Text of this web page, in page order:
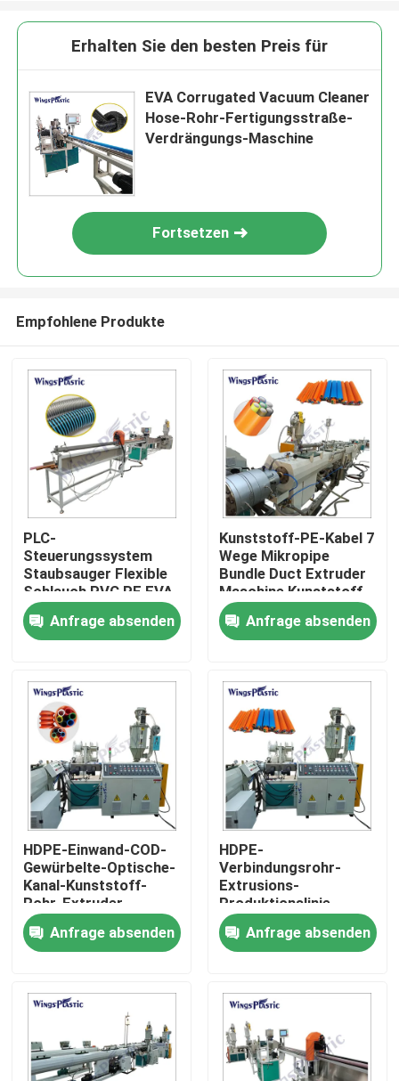
Heim
Produkte
Über uns
Fabrik-Ausflug
Qualitätskontrolle
Treten Sie mit uns in Verbindung
Kunststoffrohr-Extruder-Maschine
Kunststoffrohr-Extruder-Maschine
HDPE Rohr-Extruder-Maschine
Erhalten Sie den besten Preis für
EVA Corrugated Vacuum Cleaner
Hose-Rohr-Fertigungsstraße-
Verdrängungs-Maschine
Fortsetzen
Empfohlene Produkte
PLC-
Steuerungssystem
Staubsauger Flexible
Schlauch PVC PE EVA
Kunststoff Schlauch
Extrusionsmaschine
Anfrage absenden
Kunststoff-PE-Kabel 7
Wege Mikropipe
Bundle Duct Extruder
Maschine Kunststoff-
Rohr
Extrusionsmaschine
Anfrage absenden
HDPE-Einwand-COD-
Gewürbelte-Optische-
Kanal-Kunststoff-
Rohr-Extruder
Anfrage absenden
HDPE-
Verbindungsrohr-
Extrusions-
Produktionslinie
Bundle-
Rohrherstellmaschine
Anfrage absenden